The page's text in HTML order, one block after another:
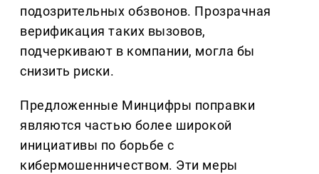
подозрительных обзвонов. Прозрачная
верификация таких вызовов,
подчеркивают в компании, могла бы
снизить риски.
Предложенные Минцифры поправки
являются частью более широкой
инициативы по борьбе с
кибермошенничеством. Эти меры